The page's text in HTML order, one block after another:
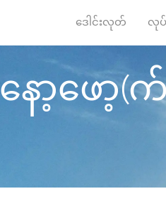
ဒေါင်းလုတ် လုပ်
နော့ဖော့(